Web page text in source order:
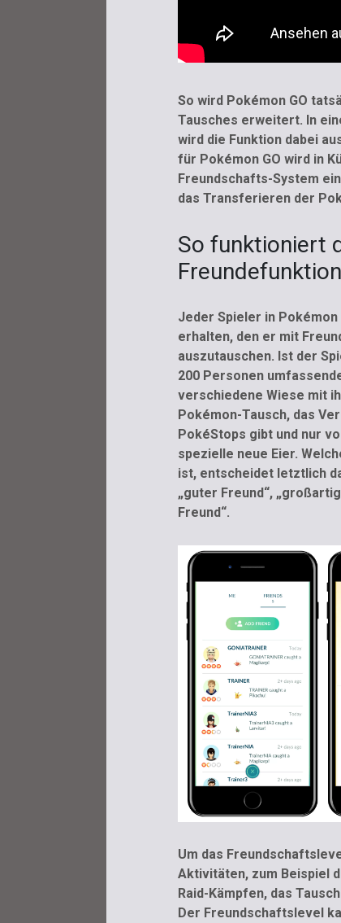
So wird Pokémon GO
Tausches erweitert. In
wird die Funktion dabei
für Pokémon GO wird in
Freundschafts-System
das Transferieren der
So funktioniert
Freundefunktion
Jeder Spieler in
erhalten, den er mit
auszutauschen. Ist der
200 Personen
verschiedene Wiese mit
Pokémon-Tausch, das
PokéStops gibt und nur
spezielle neue Eier.
ist, entscheidet letztlich
„guter Freund“,
Freund“.
Um das
Aktivitäten, zum Beispiel
Raid-Kämpfen, das
Der Freundschaftslevel